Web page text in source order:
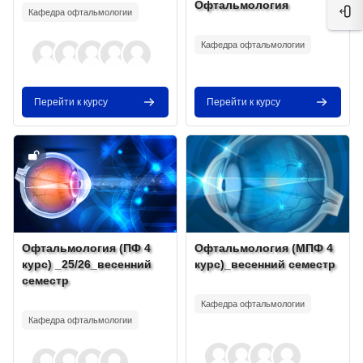
Кафедра офтальмологии
Перейти к курсу
Офтальмология
Текст краткого изложения курса:
Кафедра офтальмологии
Перейти к курсу
Изображение курса" Офтальмология (ПФ 4 курс) _25/
Изображение курса
Название курса
Офтальмология (ПФ 4
курс) _25/26_весенний
семестр
Кафедра офтальмологии
Изображение курса"
Изображение курса
Название курса
Офтальмология (МПФ 4
курс)_весенний семестр
Кафедра офтальмологии